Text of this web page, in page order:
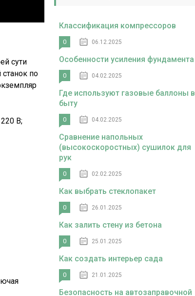
сути
по
В;
Классификация компрессоров
0 06.12.2025
Особенности усиления фундамента
0 04.02.2025
Где используют газовые баллоны в
быту
0 04.02.2025
Сравнение напольных
(высокоскоростных) сушилок для
рук
0 02.02.2025
Как выбрать стеклопакет
0 26.01.2025
Как залить стену из бетона
0 25.01.2025
Как создать интерьер сада
0 21.01.2025
Безопасность на автозаправочной